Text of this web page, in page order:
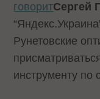
говоритСергей
Рунетовские
инструменту по